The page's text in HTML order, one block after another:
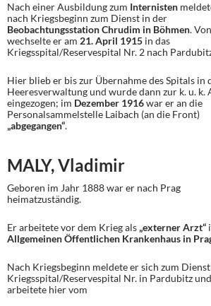
Nach einer Ausbildung zum Internisten
nach Kriegsbeginn zum Dienst in der
Beobachtungsstation Chrudim in Böhmen.
wechselte er am 21. April 1915 in das
Kriegsspital/Reservespital Nr. 2 nach
Hier blieb er bis zur Übernahme des Spitals in
Heeresverwaltung und wurde dann zur k. u. k.
eingezogen; im Dezember 1916war er an die
Personalsammelstelle Laibach (an die Front)
„abgegangen“.
MALY, Vladimir
Geboren im Jahr 1888 war er nach Prag
heimatzuständig.
Er arbeitete vor dem Krieg als „externer Arzt“
Allgemeinen Öffentlichen Krankenhaus in
Nach Kriegsbeginn meldete er sich zum
Kriegsspital/Reservespital Nr. in Pardubitz und
arbeitete hier vom